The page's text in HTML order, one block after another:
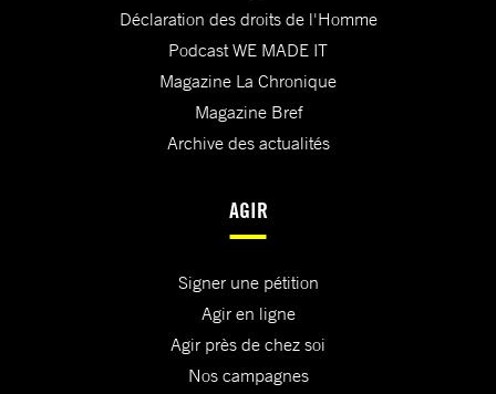
Déclaration des droits de l'Homme
Podcast WE MADE IT
Magazine La Chronique
Magazine Bref
Archive des actualités
AGIR
Signer une pétition
Agir en ligne
Agir près de chez soi
Nos campagnes